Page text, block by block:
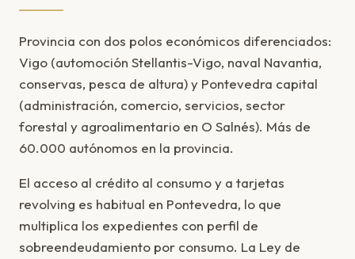
Provincia con dos polos económicos diferenciados:
Vigo (automoción Stellantis-Vigo, naval Navantia,
conservas, pesca de altura) y Pontevedra capital
(administración, comercio, servicios, sector
forestal y agroalimentario en O Salnés). Más de
60.000 autónomos en la provincia.
El acceso al crédito al consumo y a tarjetas
revolving es habitual en Pontevedra, lo que
multiplica los expedientes con perfil de
sobreendeudamiento por consumo. La Ley de